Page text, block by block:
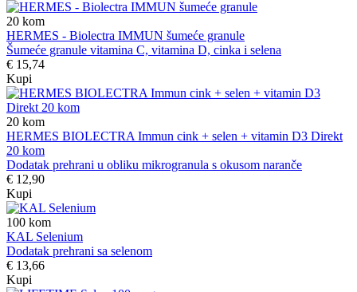
20 kom
HERMES - Biolectra IMMUN šumeće granule
Šumeće granule vitamina C, vitamina D, cinka i selena
€ 15,74
Kupi
20 kom
HERMES BIOLECTRA Immun cink + selen + vitamin D3 Direkt
20 kom
Dodatak prehrani u obliku mikrogranula s okusom naranče
€ 12,90
Kupi
100 kom
KAL Selenium
Dodatak prehrani sa selenom
€ 13,66
Kupi